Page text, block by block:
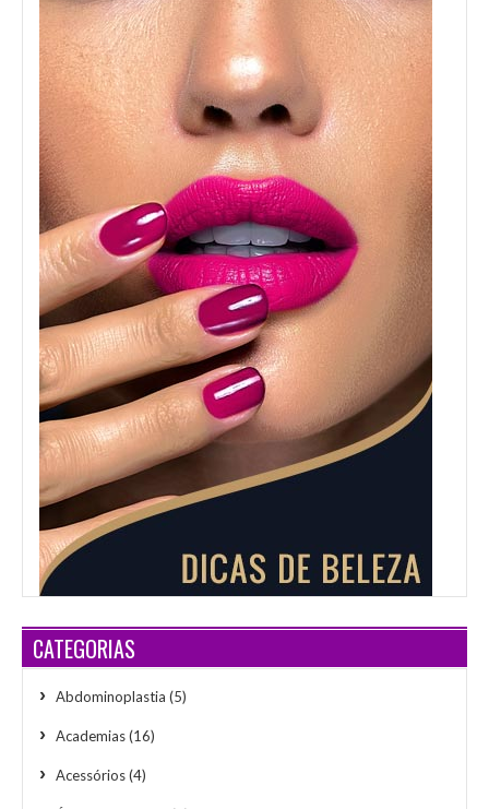
CATEGORIAS
Abdominoplastia (5)
Academias(16)
Acessórios(4)